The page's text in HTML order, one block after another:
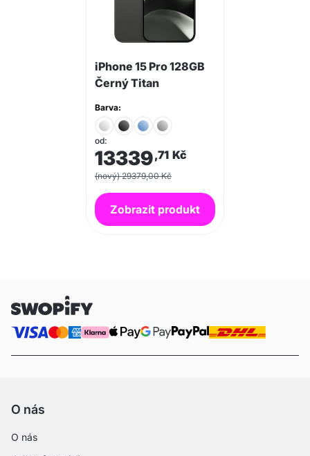
iPhone 15 Pro 128GB
Černý Titan
Barva:
od:
13339,71 Kč
(nový) 29379,00 Kč
Zobrazit produkt
O nás
O nás